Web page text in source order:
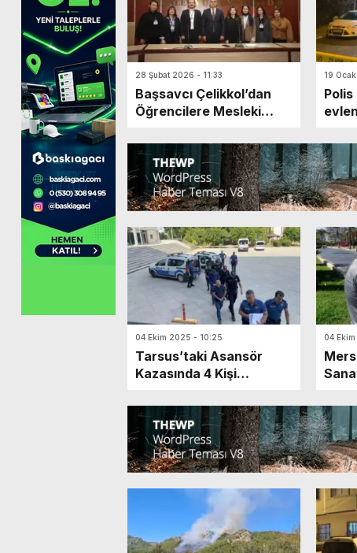
28 Şubat 2026 - 11:33
Başsavcı Çelikkol’dan
Öğrencilere Mesleki
19
04 Ekim 2025 - 10:25
Tarsus’taki Asansör
Kazasında 4 Kişi
04